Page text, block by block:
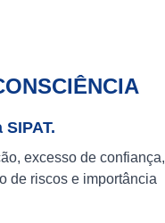
excesso de confiança,
de riscos e importância